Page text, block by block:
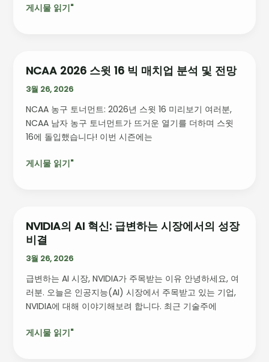
북
치
및
망
게시물 읽기"
NCAA 2026 스윗 16 빅 매치업 분석 및 전망
3월 26, 2026
NCAA 농구 토너먼트: 2026년 스윗 16 미리보기 여러분,
NCAA 남자 농구 토너먼트가 뜨거운 열기를 더하며 스윗
16에 돌입했습니다! 이번 시즌에는
NCAA
2026
스
윗
16
빅
치
및
전
게시물 읽기"
NVIDIA의 AI 혁신: 급변하는 시장에서의 성장
비결
3월 26, 2026
급변하는 AI 시장, NVIDIA가 주목받는 이유 안녕하세요, 여
러분. 오늘은 인공지능(AI) 시장에서 주목받고 있는 기업,
NVIDIA에 대해 이야기해보려 합니다. 최근 기술주에
NVIDIA
의
AI
혁
신:
급
변
는
게시물 읽기"